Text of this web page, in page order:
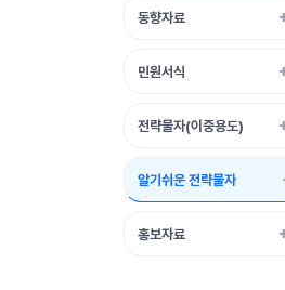
동향자료
민원서식
전략물자(이중용도)
알기쉬운 전략물자
홍보자료